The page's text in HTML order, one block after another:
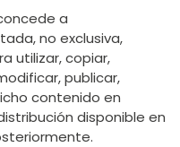
a
no exclusiva,
utilizar, copiar,
publicar,
contenido en
disponible en